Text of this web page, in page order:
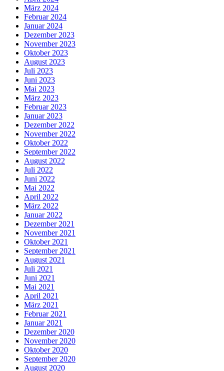
März 2024
Februar 2024
Januar 2024
Dezember 2023
November 2023
Oktober 2023
August 2023
Juli 2023
Juni 2023
Mai 2023
März 2023
Februar 2023
Januar 2023
Dezember 2022
November 2022
Oktober 2022
September 2022
August 2022
Juli 2022
Juni 2022
Mai 2022
April 2022
März 2022
Januar 2022
Dezember 2021
November 2021
Oktober 2021
September 2021
August 2021
Juli 2021
Juni 2021
Mai 2021
April 2021
März 2021
Februar 2021
Januar 2021
Dezember 2020
November 2020
Oktober 2020
September 2020
August 2020